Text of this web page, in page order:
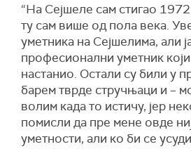
“На Сејшеле сам стигао
ту сам више од пола века.
уметника на Сејшелима, али
професионални уметник
настанио. Остали су били у
барем тврде стручњаци и –
волим када то истичу, јер
помисли да пре мене овде
уметности, али ко би се